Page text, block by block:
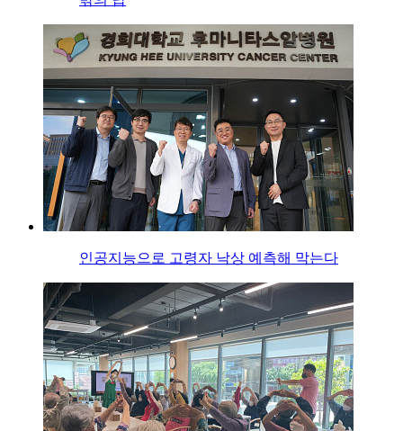
인공지능으로 고령자 낙상 예측해 막는다